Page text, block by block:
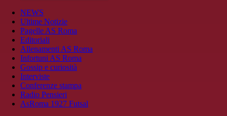
NEWS
Ultime Notizie
Pagelle AS Roma
Editoriali
Allenamenti AS Roma
Infortuni AS Roma
Gossip e curiosità
Interviste
Conferenze stampa
Radio Pensieri
AsRoma 1927 Futsal